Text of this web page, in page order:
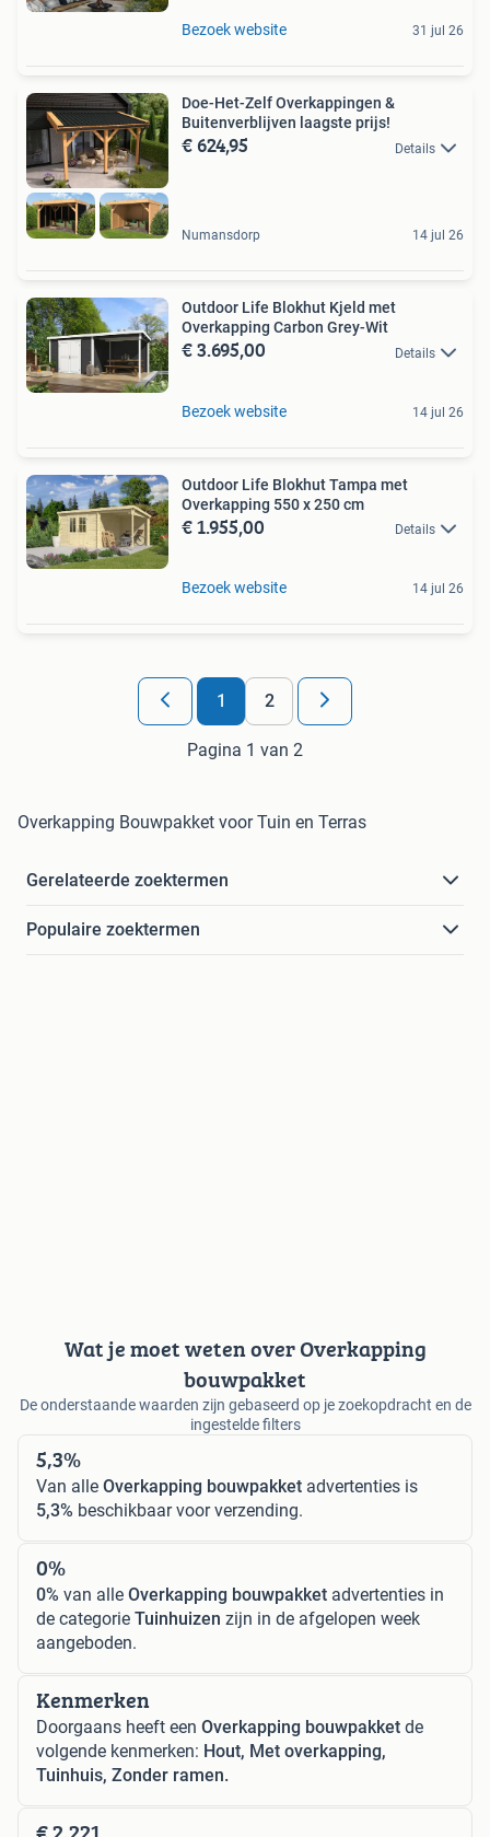
Bezoek website 31 jul 26
Doe-Het-Zelf Overkappingen &
Buitenverblijven laagste prijs!
€ 624,95 Details
Numansdorp 14 jul 26
Outdoor Life Blokhut Kjeld met
Overkapping Carbon Grey-Wit
€ 3.695,00 Details
Bezoek website 14 jul 26
Outdoor Life Blokhut Tampa met
Overkapping 550 x 250 cm
€ 1.955,00 Details
Bezoek website 14 jul 26
1 2
Pagina 1 van 2
Overkapping Bouwpakket voor Tuin en Terras
Gerelateerde zoektermen
Populaire zoektermen
Wat je moet weten over Overkapping
bouwpakket
De onderstaande waarden zijn gebaseerd op je zoekopdracht en de
ingestelde filters
5,3%
Van alle Overkapping bouwpakket advertenties is
5,3% beschikbaar voor verzending.
0%
0% van alle Overkapping bouwpakket advertenties in
de categorie Tuinhuizen zijn in de afgelopen week
aangeboden.
Kenmerken
Doorgaans heeft een Overkapping bouwpakket de
volgende kenmerken: Hout, Met overkapping,
Tuinhuis, Zonder ramen.